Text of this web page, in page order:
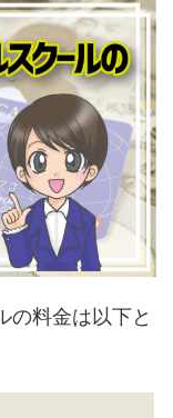
の料金は以下と